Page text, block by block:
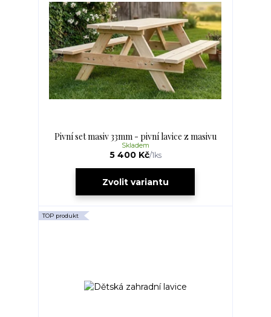
Pivní set masiv 33mm - pivní lavice z masivu
5 400 Kč/1ks
Skladem
Zvolit variantu
TOP produkt